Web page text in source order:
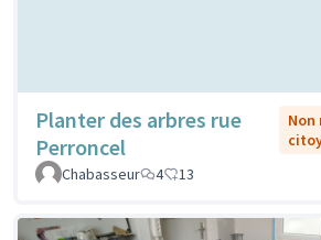
Planter des arbres rue
Perroncel
Non
Chabasseur
4 13